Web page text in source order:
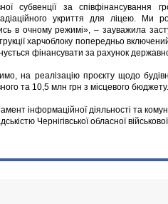
субвенції за співфінансування
укриття для ліцею. Ми
в очному режимі», – зауважила
харчоблоку попередньо
фінансувати за рахунок
на реалізацію проєкту щодо
та 10,5 млн грн з місцевого бюджету.
інформаційної діяльності та
Чернігівської обласної